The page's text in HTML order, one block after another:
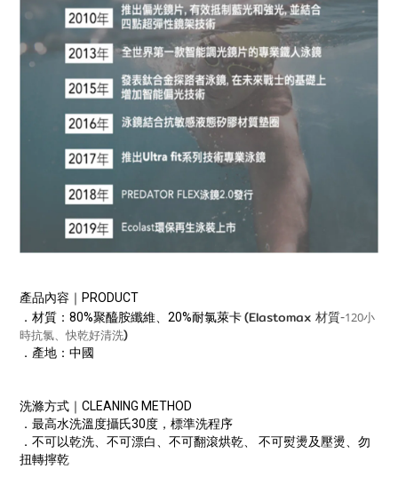
產品內容｜PRODUCT
．材質：80%聚醯胺纖維、20%耐氯萊卡(Elastomax 材質-120小
時抗氯、快乾好清洗)
．產地：中國
洗滌方式｜CLEANING METHOD
．最高水洗溫度攝氏30度，標準洗程序
．不可以乾洗、不可漂白、不可翻滾烘乾、 不可熨燙及壓燙、勿
扭轉擰乾